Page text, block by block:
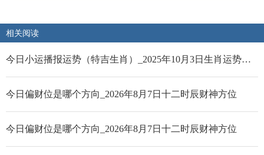
相关阅读
今日小运播报运势（特吉生肖）_2025年10月3日生肖运势查询
今日偏财位是哪个方向_2026年8月7日十二时辰财神方位
今日偏财位是哪个方向_2026年8月7日十二时辰财神方位